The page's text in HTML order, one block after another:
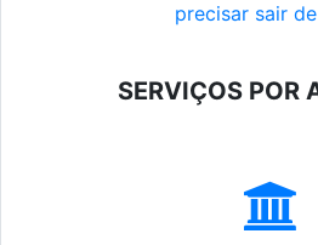
precisar sair
SERVIÇOS POR